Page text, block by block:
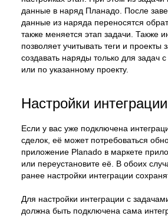
данные в наряд Планадо. После
данные из наряда переносятся
также меняется этап задачи. Также
позволяет учитывать теги и проекты
создавать наряды только для задач
или по указанному проекту.
Настройки интеграции
Если у вас уже подключена
сделок, её может потребоваться
приложение Planado в маркете
или переустановите её. В обоих
ранее настройки интеграции
Для настройки интеграции с
должна быть подключена сама